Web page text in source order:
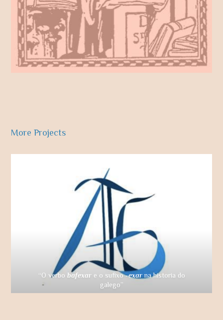
More Projects
“O verbo bafexare o sufixo-exarna historia do
galego”